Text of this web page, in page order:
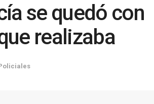
se quedó con
realizaba